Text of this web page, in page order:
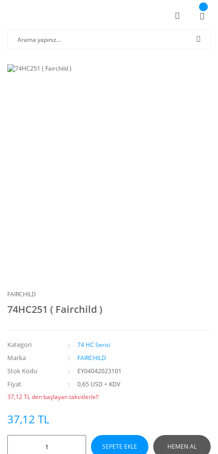
FAIRCHILD
74HC251 ( Fairchild )
Kategori 74 HC Serisi
Marka FAIRCHILD
Stok Kodu EY04042023101
Fiyat
0,65 USD + KDV
37,12 TL den başlayan taksitlerle!!
37,12 TL
SEPETE EKLE HEMEN AL